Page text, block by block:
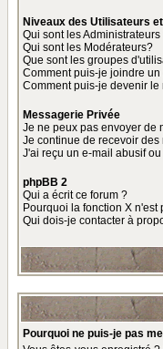
Niveaux des Utilisateurs
Qui sont les Administrateurs
Qui sont les Modérateurs?
Que sont les groupes
Comment puis-je joindre
Comment puis-je devenir
Messagerie Privée
Je ne peux pas envoyer de
Je continue de recevoir
J'ai reçu un e-mail abusif
phpBB 2
Qui a écrit ce forum ?
Pourquoi la fonction X n'est
Qui dois-je contacter à
Pourquoi ne puis-je pas